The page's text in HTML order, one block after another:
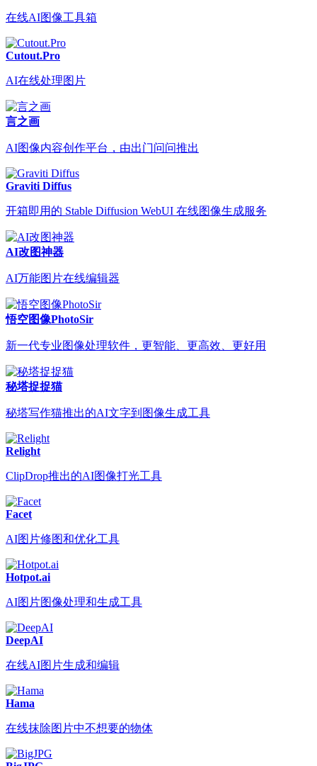
在线AI图像工具箱
Cutout.Pro
AI在线处理图片
言之画
AI图像内容创作平台，由出门问问推出
Graviti Diffus
开箱即用的 Stable Diffusion WebUI 在线图像生成服务
AI改图神器
AI万能图片在线编辑器
悟空图像PhotoSir
新一代专业图像处理软件，更智能、更高效、更好用
秘塔捉捉猫
秘塔写作猫推出的AI文字到图像生成工具
Relight
ClipDrop推出的AI图像打光工具
Facet
AI图片修图和优化工具
Hotpot.ai
AI图片图像处理和生成工具
DeepAI
在线AI图片生成和编辑
Hama
在线抹除图片中不想要的物体